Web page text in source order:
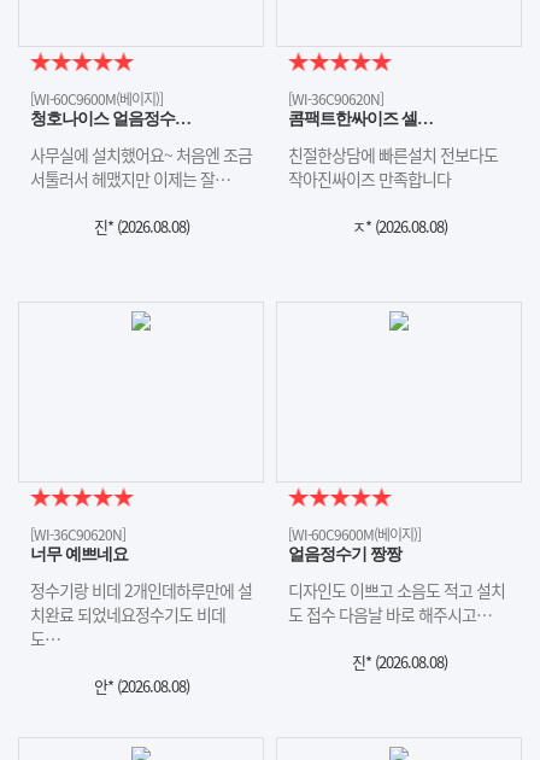
[WI-60C9600M(베이지)]
청호나이스 얼음정수…
사무실에 설치했어요~ 처음엔 조금
서툴러서 헤맸지만 이제는 잘…
진* (2026.08.08)
[WI-36C90620N]
콤팩트한싸이즈 셀…
친절한상담에 빠른설치 전보다도
작아진싸이즈 만족합니다
ㅈ* (2026.08.08)
[WI-36C90620N]
너무 예쁘네요
정수기랑 비데 2개인데하루만에 설
치완료 되었네요정수기도 비데
도…
안* (2026.08.08)
[WI-60C9600M(베이지)]
얼음정수기 짱짱
디자인도 이쁘고 소음도 적고 설치
도 접수 다음날 바로 해주시고…
진* (2026.08.08)